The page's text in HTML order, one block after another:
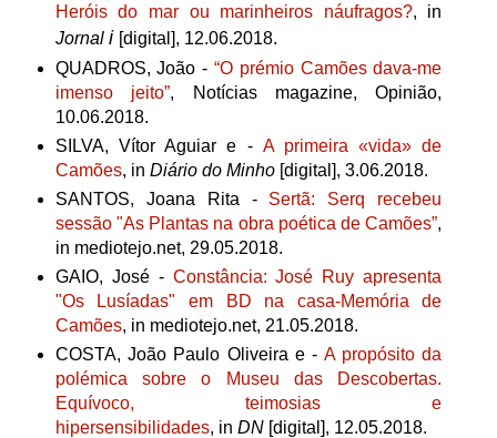
Heróis do mar ou marinheiros náufragos?, in
Jornal i [digital], 12.06.2018.
QUADROS, João - “O prémio Camões dava-me
imenso jeito”, Notícias magazine, Opinião,
10.06.2018.
SILVA, Vítor Aguiar e - A primeira «vida» de
Camões, in Diáriodo Minho[digital], 3.06.2018.
SANTOS, Joana Rita - Sertã: Serq recebeu
sessão "As Plantas na obra poética de Camões”,
in mediotejo.net, 29.05.2018.
GAIO, José - Constância: José Ruy apresenta
"Os Lusíadas" em BD na casa-Memória de
Camões, in mediotejo.net, 21.05.2018.
COSTA, João Paulo Oliveira e - A propósito da
polémica sobre o Museu das Descobertas.
Equívoco, teimosias e
hipersensibilidades, in DN[digital], 12.05.2018.